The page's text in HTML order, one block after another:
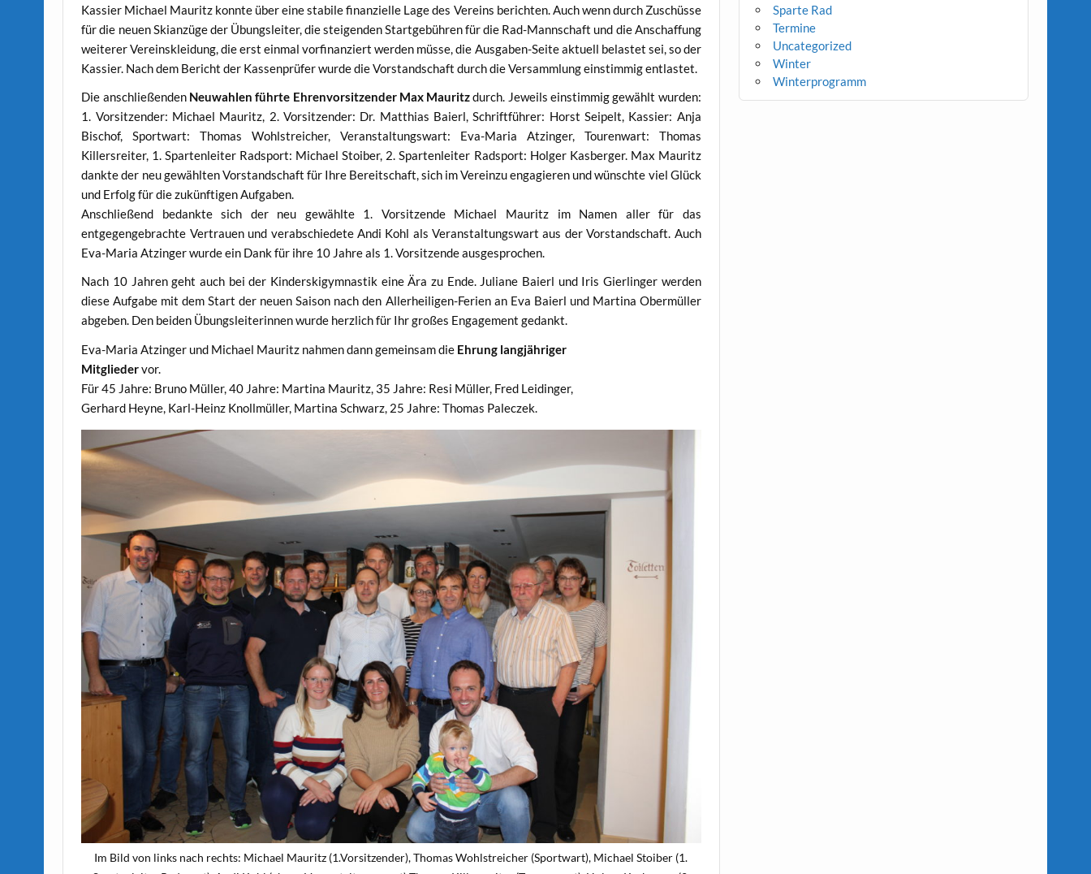
Kassier Michael Mauritz konnte über eine stabile finanzielle Lage des Vereins berichten. Auch wenn durch Zuschüsse
für die neuen Skianzüge der Übungsleiter, die steigenden Startgebühren für die Rad-Mannschaft und die Anschaffung
weiterer Vereinskleidung, die erst einmal vorfinanziert werden müsse, die Ausgaben-Seite aktuell belastet sei, so der
Kassier. Nach dem Bericht der Kassenprüfer wurde die Vorstandschaft durch die Versammlung einstimmig entlastet.
Die anschließenden Neuwahlen führte Ehrenvorsitzender Max Mauritzdurch. Jeweils einstimmig gewählt wurden:
1. Vorsitzender: Michael Mauritz, 2. Vorsitzender: Dr. Matthias Baierl, Schriftführer: Horst Seipelt, Kassier: Anja
Bischof, Sportwart: Thomas Wohlstreicher, Veranstaltungswart: Eva-Maria Atzinger, Tourenwart: Thomas
Killersreiter, 1. Spartenleiter Radsport: Michael Stoiber, 2. Spartenleiter Radsport: Holger Kasberger. Max Mauritz
dankte der neu gewählten Vorstandschaft für Ihre Bereitschaft, sich im Vereinzu engagieren und wünschte viel Glück
und Erfolg für die zukünftigen Aufgaben.
Anschließend bedankte sich der neu gewählte 1. Vorsitzende Michael Mauritz im Namen aller für das
entgegengebrachte Vertrauen und verabschiedete Andi Kohl als Veranstaltungswart aus der Vorstandschaft. Auch
Eva-Maria Atzinger wurde ein Dank für ihre 10 Jahre als 1. Vorsitzende ausgesprochen.
Nach 10 Jahren geht auch bei der Kinderskigymnastik eine Ära zu Ende. Juliane Baierl und Iris Gierlinger werden
diese Aufgabe mit dem Start der neuen Saison nach den Allerheiligen-Ferien an Eva Baierl und Martina Obermüller
abgeben. Den beiden Übungsleiterinnen wurde herzlich für Ihr großes Engagement gedankt.
Eva-Maria Atzinger und Michael Mauritz nahmen dann gemeinsam die Ehrung langjähriger
Mitgliedervor.
Für 45 Jahre: Bruno Müller, 40 Jahre: Martina Mauritz, 35 Jahre: Resi Müller, Fred Leidinger,
Gerhard Heyne, Karl-Heinz Knollmüller, Martina Schwarz, 25 Jahre: Thomas Paleczek.
Im Bild von links nach rechts: Michael Mauritz (1.Vorsitzender), Thomas Wohlstreicher (Sportwart), Michael Stoiber (1.
Sparte Rad
Termine
Uncategorized
Winter
Winterprogramm